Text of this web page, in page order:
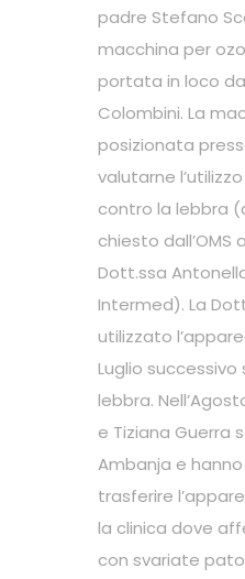
padre Stefano
macchina per
portata in loco
Colombini. La
posizionata
valutarne
contro la lebbra
chiesto dall’OMS
Dott.ssa
Intermed). La
utilizzato
Luglio successivo
lebbra.
e Tiziana Guerra
Ambanja e
trasferire
la clinica dove
con svariate